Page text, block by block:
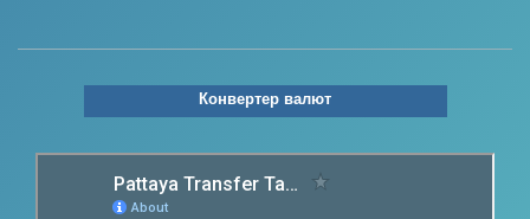
Конвертер валют